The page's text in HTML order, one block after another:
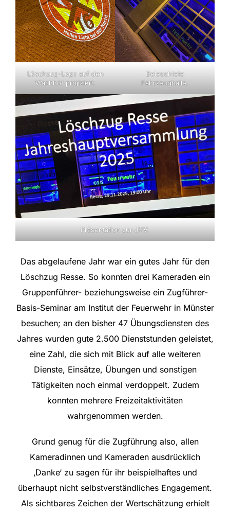
Löschzug-Logo auf den
Wachhof projiziert.
Beleuchtete
Fahrzeughalle.
Präsentation zur JHV.
Das abgelaufene Jahr war ein gutes Jahr für den
Löschzug Resse. So konnten drei Kameraden ein
Gruppenführer- beziehungsweise ein Zugführer-
Basis-Seminar am Institut der Feuerwehr in Münster
besuchen; an den bisher 47 Übungsdiensten des
Jahres wurden gute 2.500 Dienststunden geleistet,
eine Zahl, die sich mit Blick auf alle weiteren
Dienste, Einsätze, Übungen und sonstigen
Tätigkeiten noch einmal verdoppelt. Zudem
konnten mehrere Freizeitaktivitäten
wahrgenommen werden.
Grund genug für die Zugführung also, allen
Kameradinnen und Kameraden ausdrücklich
‚Danke‘ zu sagen für ihr beispielhaftes und
überhaupt nicht selbstverständliches Engagement.
Als sichtbares Zeichen der Wertschätzung erhielt